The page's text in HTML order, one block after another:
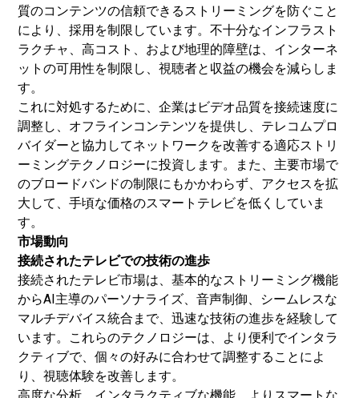
質のコンテンツの信頼できるストリーミングを防ぐこと
により、採用を制限しています。不十分なインフラスト
ラクチャ、高コスト、および地理的障壁は、インターネ
ットの可用性を制限し、視聴者と収益の機会を減らしま
す。
これに対処するために、企業はビデオ品質を接続速度に
調整し、オフラインコンテンツを提供し、テレコムプロ
バイダーと協力してネットワークを改善する適応ストリ
ーミングテクノロジーに投資します。また、主要市場で
のブロードバンドの制限にもかかわらず、アクセスを拡
大して、手頃な価格のスマートテレビを低くしていま
す。
市場動向
接続されたテレビでの技術の進歩
接続されたテレビ市場は、基本的なストリーミング機能
からAI主導のパーソナライズ、音声制御、シームレスな
マルチデバイス統合まで、迅速な技術の進歩を経験して
います。これらのテクノロジーは、より便利でインタラ
クティブで、個々の好みに合わせて調整することによ
り、視聴体験を改善します。